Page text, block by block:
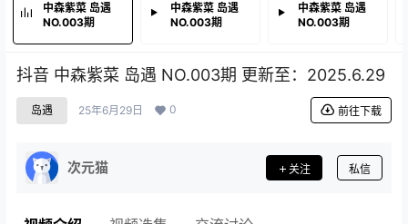
中森紫菜 岛遇
NO.003期
中森紫菜 岛遇
NO.003期
中森紫菜 岛遇
NO.003期
抖音 中森紫菜 岛遇 NO.003期 更新至：2025.6.29
岛遇 25年6月29日 0 前往下载
次元猫 关注 私信